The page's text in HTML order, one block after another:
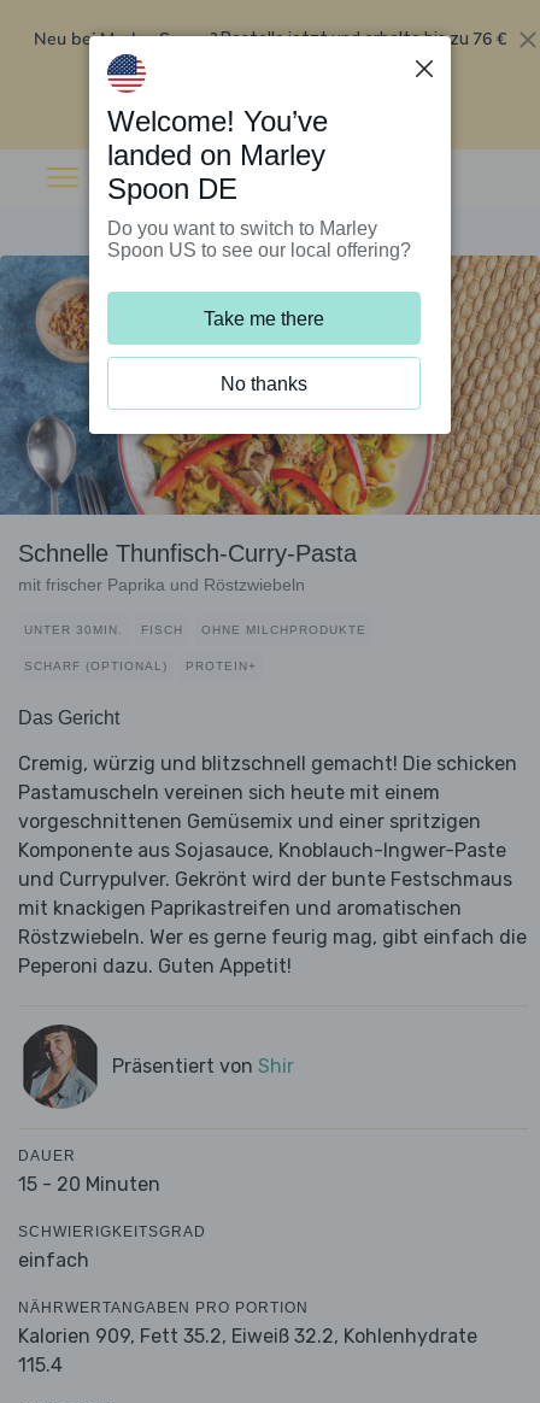
Neu bei Marley Spoon?Bestelle jetzt und erhalte bis zu 76 €
Rabatt auf deine ersten fünf Boxen
Schnelle Thunfisch-Curry-Pasta
mit frischer Paprika und Röstzwiebeln
UNTER 30MIN. FISCH OHNE MILCHPRODUKTE
SCHARF (OPTIONAL) PROTEIN+
Das Gericht
Cremig, würzig und blitzschnell gemacht! Die schicken
Pastamuscheln vereinen sich heute mit einem
vorgeschnittenen Gemüsemix und einer spritzigen
Komponente aus Sojasauce, Knoblauch-Ingwer-Paste
und Currypulver. Gekrönt wird der bunte Festschmaus
mit knackigen Paprikastreifen und aromatischen
Röstzwiebeln. Wer es gerne feurig mag, gibt einfach die
Peperoni dazu. Guten Appetit!
Präsentiert von Shir
DAUER
15 - 20 Minuten
SCHWIERIGKEITSGRAD
einfach
NÄHRWERTANGABEN PRO PORTION
Kalorien 909, Fett 35.2, Eiweiß 32.2, Kohlenhydrate
115.4
Welcome! You’ve
landed on Marley
Spoon DE
Do you want to switch to Marley
Spoon US to see our local offering?
Take me there
No thanks